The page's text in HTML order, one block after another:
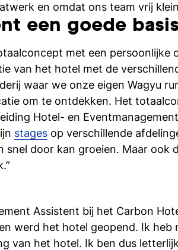
en omdat ons team vrij
een goede basis
met een persoonlijke
van het hotel met de
waar we onze eigen Wagyu
om te ontdekken. Het
Hotel- en
stages op verschillende
snel door kan groeien. Maar ook
Assistent bij het Carbon
werd het hotel geopend. Ik heb
van het hotel. Ik ben dus